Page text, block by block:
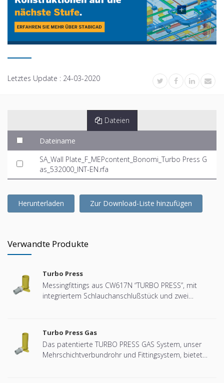
Letztes Update : 24-03-2020
Dateien
Dateiname
SA_Wall Plate_F_MEPcontent_Bonomi_Turbo Press G
as_532000_INT-EN.rfa
Herunterladen Zur Download-Liste hinzufügen
Verwandte Produkte
Turbo Press
Messingfittings aus CW617N “TURBO PRESS”, mit
integriertem Schlauchanschlußstück und zwei
Dichtheit. Das besondere Profil des O-Rings lässt bei
versehentlich nicht verpressten Verbindungen bei der
Dichtheitsprüfung auffallen. Die TURBO PRESS Fittinge
Turbo Press Gas
Das patentierte TURBO PRESS GAS System, unser
Mehrschichtverbundrohr und Fittingsystem, bietet